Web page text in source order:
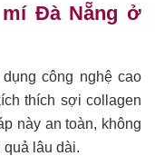
Đà Nẵng ở
công nghệ cao
thích sợi collagen
này an toàn, không
quả lâu dài.